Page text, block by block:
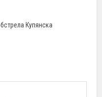
Купянска